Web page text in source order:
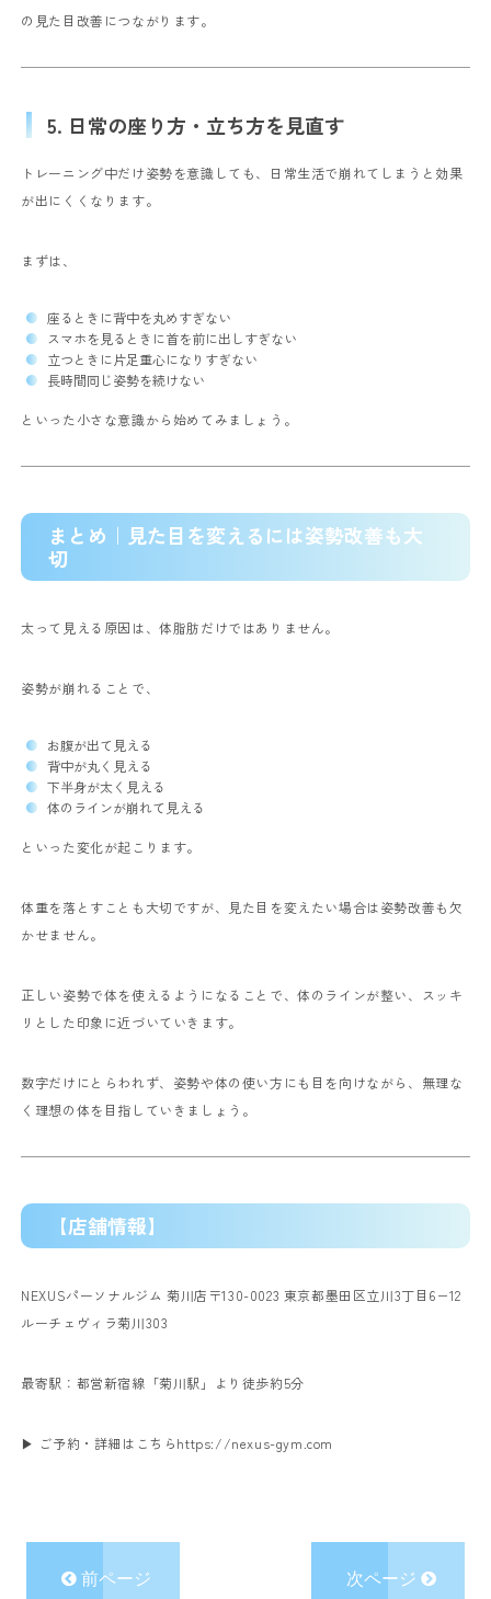
の見た目改善につながります。
5. 日常の座り方・立ち方を見直す
トレーニング中だけ姿勢を意識しても、日常生活で崩れてしまうと効果
が出にくくなります。
まずは、
座るときに背中を丸めすぎない
スマホを見るときに首を前に出しすぎない
立つときに片足重心になりすぎない
長時間同じ姿勢を続けない
といった小さな意識から始めてみましょう。
まとめ｜見た目を変えるには姿勢改善も大
切
太って見える原因は、体脂肪だけではありません。
姿勢が崩れることで、
お腹が出て見える
背中が丸く見える
下半身が太く見える
体のラインが崩れて見える
といった変化が起こります。
体重を落とすことも大切ですが、見た目を変えたい場合は姿勢改善も欠
かせません。
正しい姿勢で体を使えるようになることで、体のラインが整い、スッキ
リとした印象に近づいていきます。
数字だけにとらわれず、姿勢や体の使い方にも目を向けながら、無理な
く理想の体を目指していきましょう。
【店舗情報】
NEXUSパーソナルジム 菊川店 〒130-0023 東京都墨田区立川3丁目6−12
ルーチェヴィラ菊川303
最寄駅：都営新宿線「菊川駅」より徒歩約5分
▶ ご予約・詳細はこちらhttps://nexus-gym.com
前ページ 次ページ